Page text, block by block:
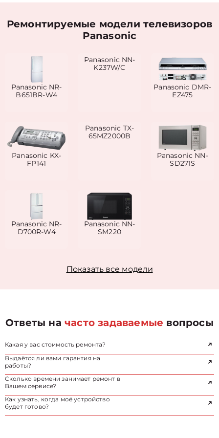
Ремонтируемые модели телевизоров
Panasonic
Panasonic NR-
B651BR-W4
Panasonic NN-
K237W/C
Panasonic DMR-
EZ475
Panasonic KX-
FP141
Panasonic TX-
65MZ2000B
Panasonic NN-
SD271S
Panasonic NR-
D700R-W4
Panasonic NN-
SM220
Показать все модели
Ответы начасто задаваемые вопросы
Какая у вас стоимость ремонта?
Выдаётся ли вами гарантия на
работы?
Сколько времени занимает ремонт в
Вашем сервисе?
Как узнать, когда моё устройство
будет готово?